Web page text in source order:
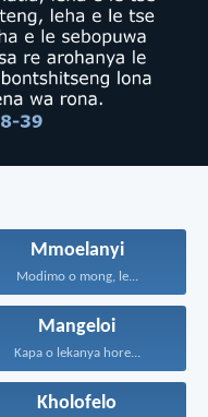
Mmoelanyi
Modimo o mong, le...
Mangeloi
Kapa o lekanya hore...
Kholofelo